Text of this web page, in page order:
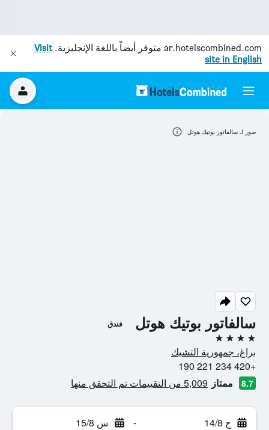
ar.hotelscombined.com متوفر أيضاً باللغة الإنجليزية.Visit
site in English
سالفاتور بوتيك هوتل فندق
4 نجوم
براغ، جمهورية التشيك
+420 234 221 190
8.7 ممتاز 5,009 من التقييمات تم التحقق منها
ج 14/8 - س 15/8
صور لـ سالفاتور بوتيك هوتل